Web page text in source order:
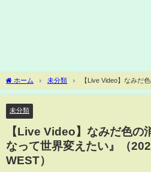
ホーム 未分類
【Live Video】なみだ
変えたい』（2025/06/02@Spotify O-WEST）
未分類
【Live Video】なみだ色の
なって世界変えたい』（
WEST）